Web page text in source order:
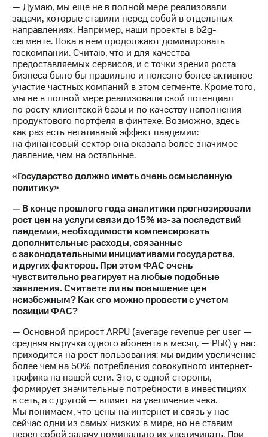
— Думаю, мы еще не в полной мере реализовали
задачи, которые ставили перед собой в отдельных
направлениях. Например, наши проекты в b2g-
сегменте. Пока в нем продолжают доминировать
госкомпании. Считаю, что и для качества
предоставляемых сервисов, и с точки зрения роста
бизнеса было бы правильно и полезно более активное
участие частных компаний в этом сегменте. Кроме того,
мы не в полной мере реализовали свой потенциал
по росту клиентской базы и по качеству наполнения
продуктового портфеля в финтехе. Возможно, здесь
как раз есть негативный эффект пандемии:
на финансовый сектор она оказала более значимое
давление, чем на остальные.
«Государство должно иметь очень осмысленную
политику»
— В конце прошлого года аналитики прогнозировали
рост цен на услуги связи до 15% из-за последствий
пандемии, необходимости компенсировать
дополнительные расходы, связанные
с законодательными инициативами государства,
и других факторов. При этом ФАС очень
чувствительно реагирует на любые подобные
заявления. Считаете ли вы повышение цен
неизбежным? Как его можно провести с учетом
позиции ФАС?
— Основной прирост ARPU (average revenue per user —
средняя выручка одного абонента в месяц. — РБК) у нас
приходится на рост пользования: мы видим увеличение
более чем на 50% потребления совокупного интернет-
трафика на нашей сети. Это, с одной стороны,
формирует значительные потребности в инвестициях
в сеть, а с другой — влияет на увеличение чека.
Мы понимаем, что цены на интернет и связь у нас
сейчас одни из самых низких в мире, но не ставим